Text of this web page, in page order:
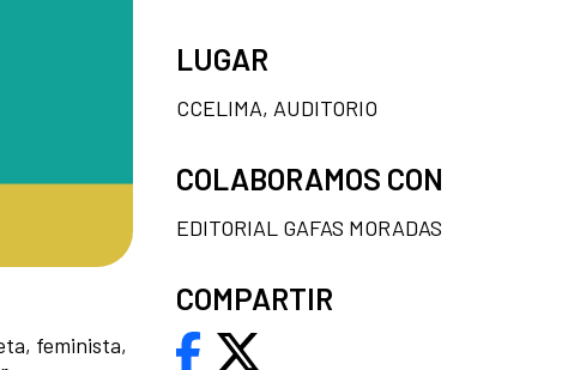
feminista,
LUGAR
CCELIMA, AUDITORIO
COLABORAMOS CON
EDITORIAL GAFAS MORADAS
COMPARTIR